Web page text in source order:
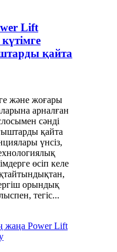
Lift
қайта
және жоғары
арналған
сәнді
қайта
үнсіз,
өсіп келе
орындық
тегіс...